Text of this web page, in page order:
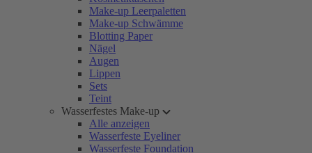
Make-up Leerpaletten
Make-up Schwämme
Blotting Paper
Nägel
Augen
Lippen
Sets
Teint
Wasserfestes Make-up
Alle anzeigen
Wasserfeste Eyeliner
Wasserfeste Foundation